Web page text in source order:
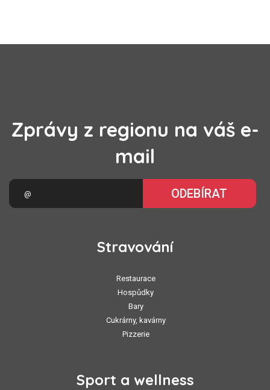
Zprávy z regionu na váš e-
mail
ODEBÍRAT
Stravování
Restaurace
Hospůdky
Bary
Cukrárny, kavárny
Pizzerie
Sport a wellness